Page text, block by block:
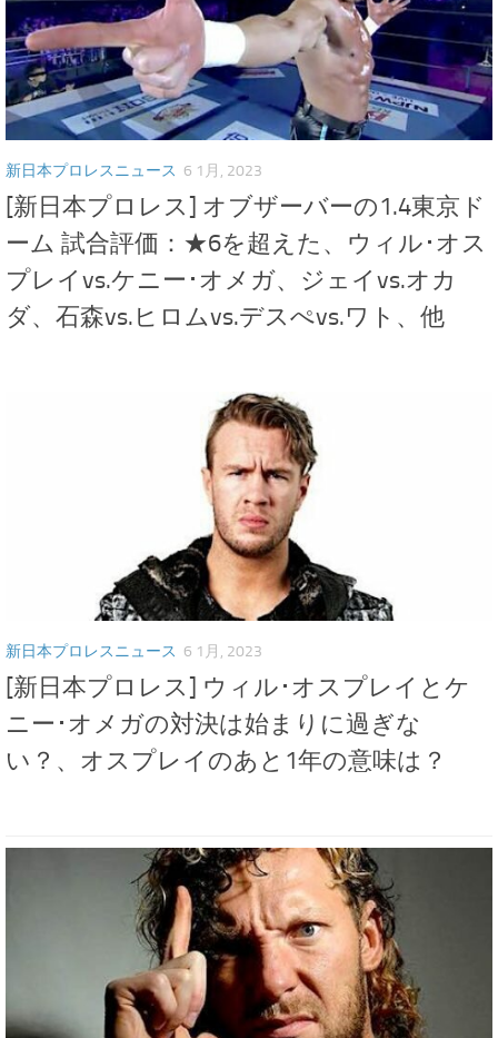
新日本プロレスニュース 6 1月, 2023
[新日本プロレス] オブザーバーの1.4東京ド
ーム 試合評価：★6を超えた、ウィル･オス
プレイvs.ケニー･オメガ、ジェイvs.オカ
ダ、石森vs.ヒロムvs.デスぺvs.ワト、他
新日本プロレスニュース 6 1月, 2023
[新日本プロレス] ウィル･オスプレイとケ
ニー･オメガの対決は始まりに過ぎな
い？、オスプレイのあと1年の意味は？